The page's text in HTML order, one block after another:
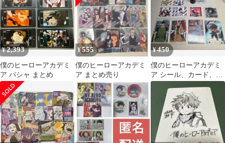
¥2,393
僕のヒーローアカデミ
ア パシャ まとめ
¥555
僕のヒーローアカデミ
ア まとめ売り
¥450
僕のヒーローアカデミ
ア シール、カード、そ
の他